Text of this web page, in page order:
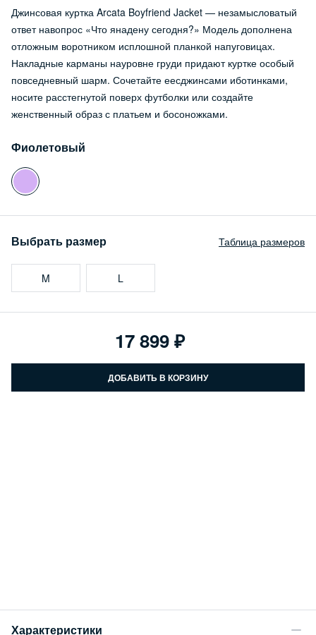
Джинсовая куртка Arcata Boyfriend Jacket — незамысловатый
ответ навопрос «Что янадену сегодня?» Модель дополнена
отложным воротником исплошной планкой напуговицах.
Накладные карманы науровне груди придают куртке особый
повседневный шарм. Сочетайте еесджинсами иботинками,
носите расстегнутой поверх футболки или создайте
женственный образ с платьем и босоножками.
Фиолетовый
Выбрать размер Таблица размеров
M L
ДОБАВИТЬ В КОРЗИНУ
17 899
Характеристики